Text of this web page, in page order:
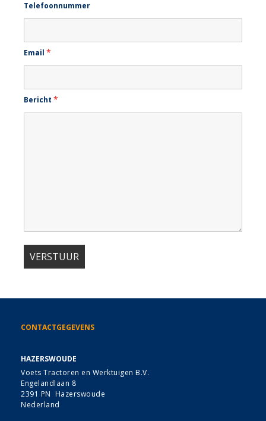
Telefoonnummer
Email *
Bericht *
CONTACTGEGEVENS
HAZERSWOUDE
Voets Tractoren en Werktuigen B.V.
Engelandlaan 8
2391 PN Hazerswoude
Nederland